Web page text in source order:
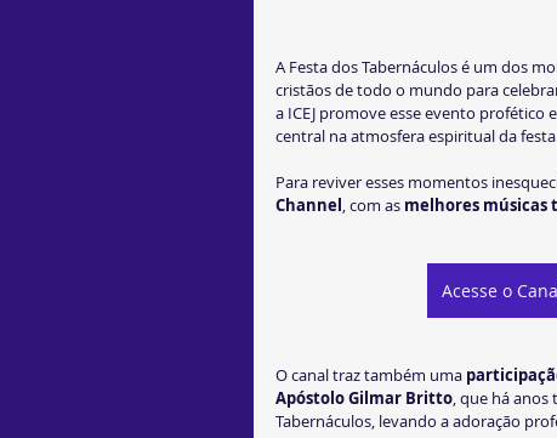
A Festa dos Tabernáculos é um dos
cristãos de todo o mundo para
a ICEJ promove esse evento profético
central na atmosfera espiritual da
Para reviver esses momentos
Channel, com as melhores músicas
Acesse o
O canal traz também uma
Apóstolo Gilmar Britto, que há anos
Tabernáculos, levando a adoração